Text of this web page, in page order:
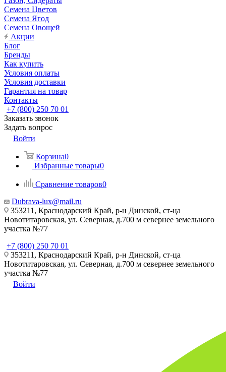
Семена Цветов
Семена Ягод
Семена Овощей
Акции
Блог
Бренды
Как купить
Условия оплаты
Условия доставки
Гарантия на товар
Контакты
+7 (800) 250 70 01
Заказать звонок
Задать вопрос
Войти
Корзина0
Избранные товары0
Сравнение товаров0
Dubrava-lux@mail.ru
353211, Краснодарский Край, р-н Динской, ст-ца
Новотитаровская, ул. Северная, д.700 м севернее земельного
участка №77
+7 (800) 250 70 01
353211, Краснодарский Край, р-н Динской, ст-ца
Новотитаровская, ул. Северная, д.700 м севернее земельного
участка №77
Войти